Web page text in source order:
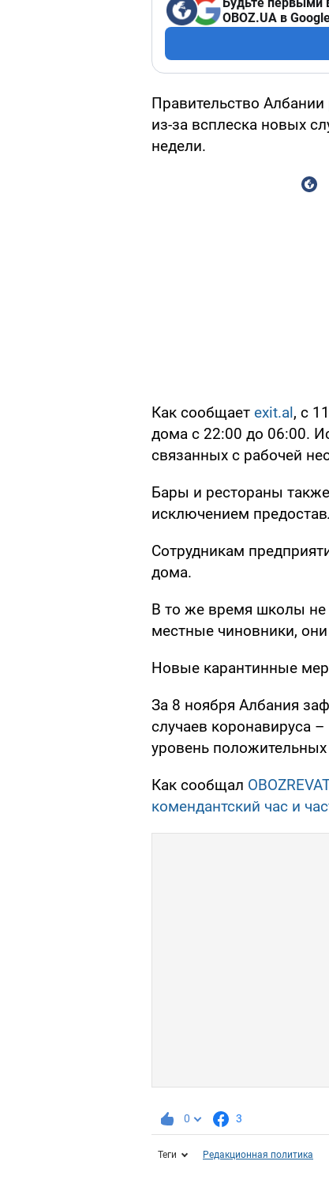
Будьте первыми
OBOZ.UA в
Правительство
из-за всплеска новых
недели.
Как сообщает exit.al, с
дома с 22:00 до 06:00.
связанных с рабочей
Бары и рестораны
исключением
Сотрудникам
дома.
В то же время школы не
местные чиновники,
Новые карантинные
За 8 ноября Албания
случаев коронавируса
уровень
Как сообщал
комендантский час и
0 3
Теги Редакционная политика